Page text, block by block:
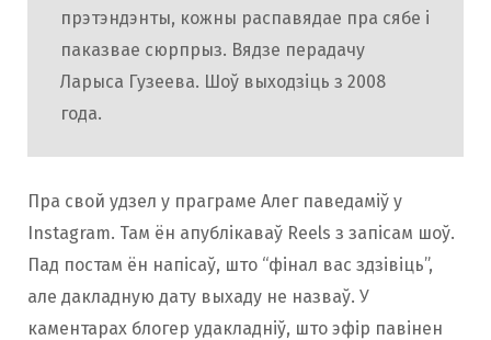
прэтэндэнты, кожны распавядае пра сябе і
паказвае сюрпрыз. Вядзе перадачу
Ларыса Гузеева. Шоў выходзіць з 2008
года.
Пра свой удзел у праграме Алег паведаміў у
Instagram. Там ён апублікаваў Reels з запісам шоў.
Пад постам ён напісаў, што “фінал вас здзівіць”,
але дакладную дату выхаду не назваў. У
каментарах блогер удакладніў, што эфір павінен